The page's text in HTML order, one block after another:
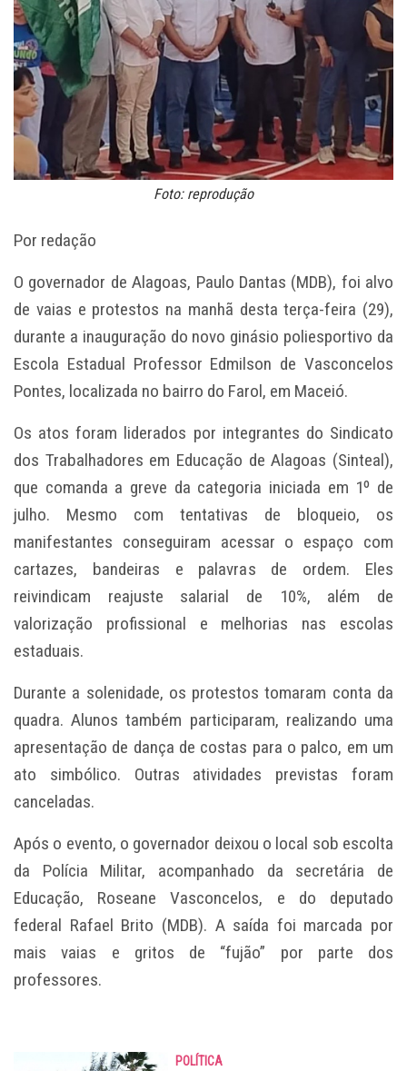
Foto: reprodução
Por redação
O governador de Alagoas, Paulo Dantas (MDB), foi alvo
de vaias e protestos na manhã desta terça-feira (29),
durante a inauguração do novo ginásio poliesportivo da
Escola Estadual Professor Edmilson de Vasconcelos
Pontes, localizada no bairro do Farol, em Maceió.
Os atos foram liderados por integrantes do Sindicato
dos Trabalhadores em Educação de Alagoas (Sinteal),
que comanda a greve da categoria iniciada em 1º de
julho. Mesmo com tentativas de bloqueio, os
manifestantes conseguiram acessar o espaço com
cartazes, bandeiras e palavras de ordem. Eles
reivindicam reajuste salarial de 10%, além de
valorização profissional e melhorias nas escolas
estaduais.
Durante a solenidade, os protestos tomaram conta da
quadra. Alunos também participaram, realizando uma
apresentação de dança de costas para o palco, em um
ato simbólico. Outras atividades previstas foram
canceladas.
Após o evento, o governador deixou o local sob escolta
da Polícia Militar, acompanhado da secretária de
Educação, Roseane Vasconcelos, e do deputado
federal Rafael Brito (MDB). A saída foi marcada por
mais vaias e gritos de “fujão” por parte dos
professores.
POLÍTICA